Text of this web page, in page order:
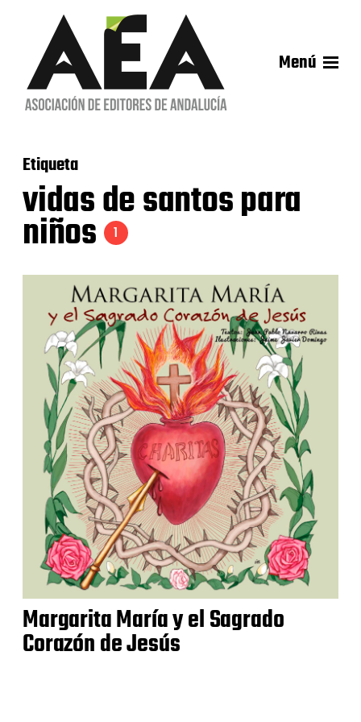
Menú
Etiqueta
vidas de santos para
niños 1
Margarita María y el Sagrado
Corazón de Jesús